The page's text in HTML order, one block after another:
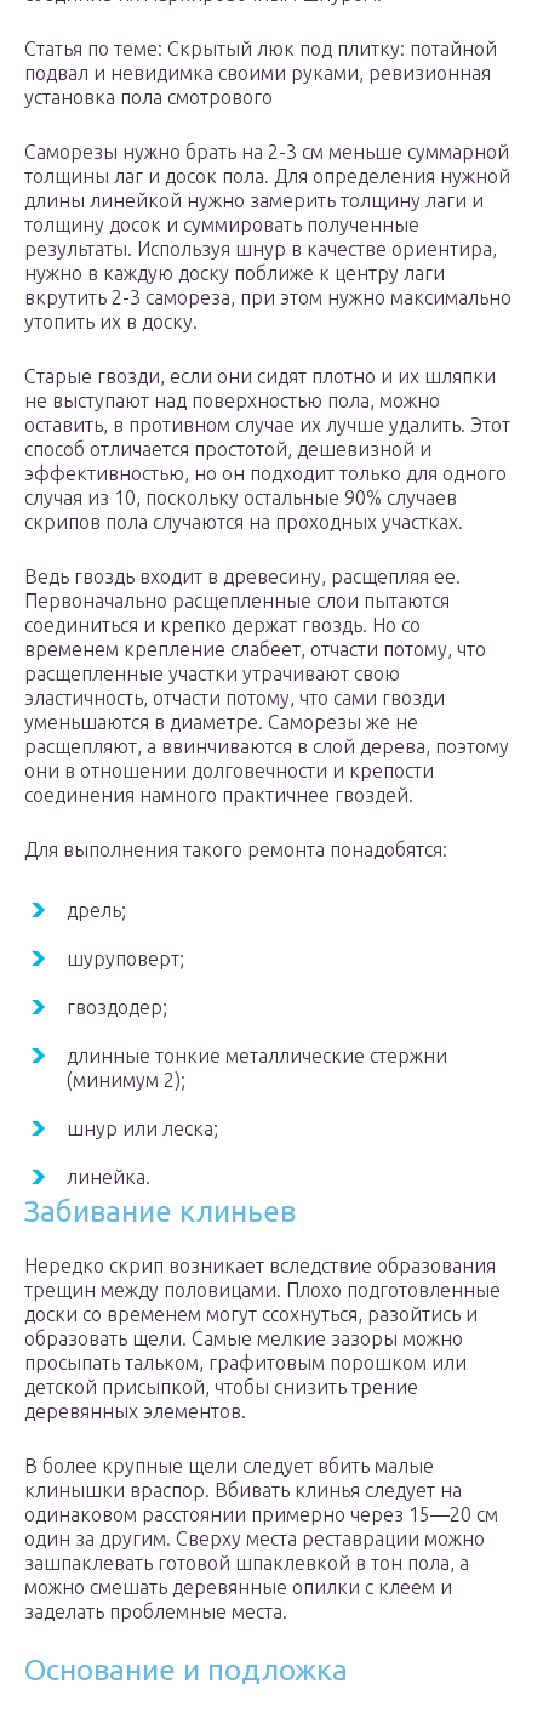
Статья по теме: Скрытый люк под плитку: потайной
подвал и невидимка своими руками, ревизионная
установка пола смотрового
Саморезы нужно брать на 2-3 см меньше суммарной
толщины лаг и досок пола. Для определения нужной
длины линейкой нужно замерить толщину лаги и
толщину досок и суммировать полученные
результаты. Используя шнур в качестве ориентира,
нужно в каждую доску поближе к центру лаги
вкрутить 2-3 самореза, при этом нужно максимально
утопить их в доску.
Старые гвозди, если они сидят плотно и их шляпки
не выступают над поверхностью пола, можно
оставить, в противном случае их лучше удалить. Этот
способ отличается простотой, дешевизной и
эффективностью, но он подходит только для одного
случая из 10, поскольку остальные 90% случаев
скрипов пола случаются на проходных участках.
Ведь гвоздь входит в древесину, расщепляя ее.
Первоначально расщепленные слои пытаются
соединиться и крепко держат гвоздь. Но со
временем крепление слабеет, отчасти потому, что
расщепленные участки утрачивают свою
эластичность, отчасти потому, что сами гвозди
уменьшаются в диаметре. Саморезы же не
расщепляют, а ввинчиваются в слой дерева, поэтому
они в отношении долговечности и крепости
соединения намного практичнее гвоздей.
Для выполнения такого ремонта понадобятся:
дрель;
шуруповерт;
гвоздодер;
длинные тонкие металлические стержни
(минимум 2);
шнур или леска;
линейка.
Забивание клиньев
Нередко скрип возникает вследствие образования
трещин между половицами. Плохо подготовленные
доски со временем могут ссохнуться, разойтись и
образовать щели. Самые мелкие зазоры можно
просыпать тальком, графитовым порошком или
детской присыпкой, чтобы снизить трение
деревянных элементов.
В более крупные щели следует вбить малые
клинышки враспор. Вбивать клинья следует на
одинаковом расстоянии примерно через 15—20 см
один за другим. Сверху места реставрации можно
зашпаклевать готовой шпаклевкой в тон пола, а
можно смешать деревянные опилки с клеем и
заделать проблемные места.
Основание и подложка